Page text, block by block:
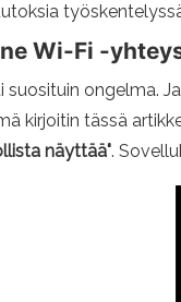
Wi-Fi -
suosituin ongelma.
kirjoitin tässä
näyttää".